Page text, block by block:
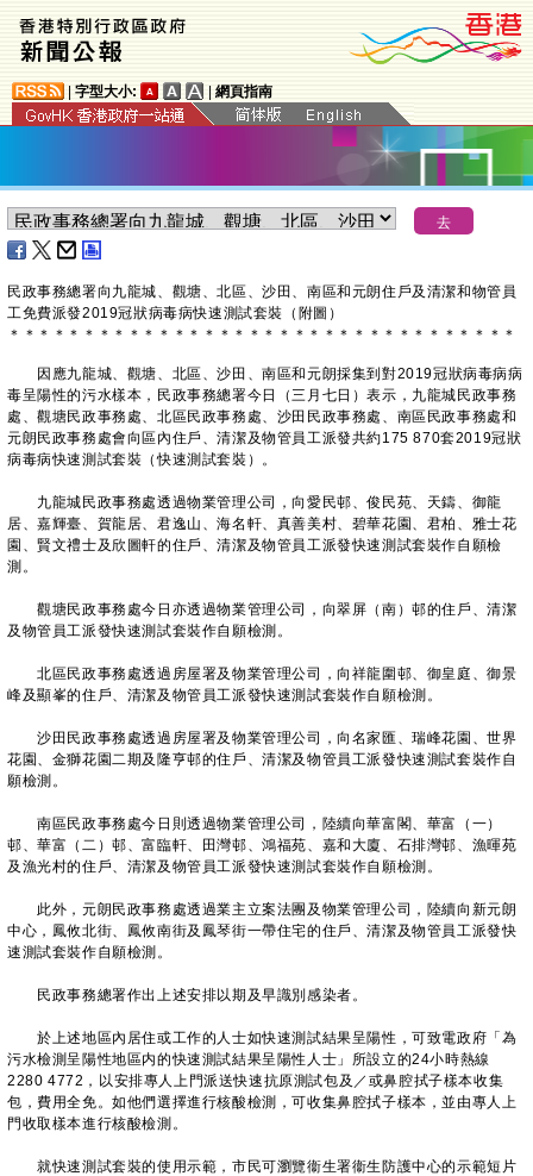
字型大小: 網頁指南
民政事務總署向九龍城、觀塘、北區、沙田、南區和元朗住戶及清潔和物管員
工免費派發2019冠狀病毒病快速測試套裝（附圖）
＊ ＊ ＊ ＊ ＊ ＊ ＊ ＊ ＊ ＊ ＊ ＊ ＊ ＊ ＊ ＊ ＊ ＊ ＊ ＊ ＊ ＊ ＊ ＊ ＊ ＊ ＊ ＊ ＊ ＊ ＊ ＊ ＊ ＊
因應九龍城、觀塘、北區、沙田、南區和元朗採集到對2019冠狀病毒病病
毒呈陽性的污水樣本，民政事務總署今日（三月七日）表示，九龍城民政事務
處、觀塘民政事務處、北區民政事務處、沙田民政事務處、南區民政事務處和
元朗民政事務處會向區內住戶、清潔及物管員工派發共約175 870套2019冠狀
病毒病快速測試套裝（快速測試套裝）。
九龍城民政事務處透過物業管理公司，向愛民邨、俊民苑、天鑄、御龍
居、嘉輝臺、賀龍居、君逸山、海名軒、真善美村、碧華花園、君柏、雅士花
園、賢文禮士及欣圖軒的住戶、清潔及物管員工派發快速測試套裝作自願檢
測。
觀塘民政事務處今日亦透過物業管理公司，向翠屏（南）邨的住戶、清潔
及物管員工派發快速測試套裝作自願檢測。
北區民政事務處透過房屋署及物業管理公司，向祥龍圍邨、御皇庭、御景
峰及顯峯的住戶、清潔及物管員工派發快速測試套裝作自願檢測。
沙田民政事務處透過房屋署及物業管理公司，向名家匯、瑞峰花園、世界
花園、金獅花園二期及隆亨邨的住戶、清潔及物管員工派發快速測試套裝作自
願檢測。
南區民政事務處今日則透過物業管理公司，陸續向華富閣、華富（一）
邨、華富（二）邨、富臨軒、田灣邨、鴻福苑、嘉和大廈、石排灣邨、漁暉苑
及漁光村的住戶、清潔及物管員工派發快速測試套裝作自願檢測。
此外，元朗民政事務處透過業主立案法團及物業管理公司，陸續向新元朗
中心，鳳攸北街、鳳攸南街及鳳琴街一帶住宅的住戶、清潔及物管員工派發快
速測試套裝作自願檢測。
民政事務總署作出上述安排以期及早識別感染者。
於上述地區內居住或工作的人士如快速測試結果呈陽性，可致電政府「為
污水檢測呈陽性地區内的快速測試結果呈陽性人士」所設立的24小時熱線
2280 4772，以安排專人上門派送快速抗原測試包及／或鼻腔拭子樣本收集
包，費用全免。如他們選擇進行核酸檢測，可收集鼻腔拭子樣本，並由專人上
門收取樣本進行核酸檢測。
就快速測試套裝的使用示範，市民可瀏覽衞生署衞生防護中心的示範短片